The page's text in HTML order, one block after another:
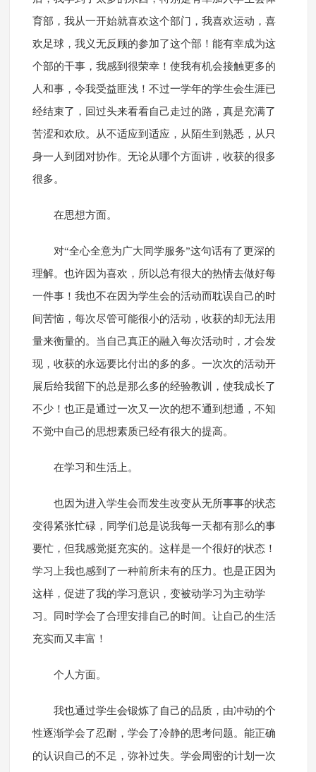
育部，我从一开始就喜欢这个部门，我喜欢运动，喜
欢足球，我义无反顾的参加了这个部！能有幸成为这
个部的干事，我感到很荣幸！使我有机会接触更多的
人和事，令我受益匪浅！不过一学年的学生会生涯已
经结束了，回过头来看看自己走过的路，真是充满了
苦涩和欢欣。从不适应到适应，从陌生到熟悉，从只
身一人到团对协作。无论从哪个方面讲，收获的很多
很多。
在思想方面。
对“全心全意为广大同学服务”这句话有了更深的
理解。也许因为喜欢，所以总有很大的热情去做好每
一件事！我也不在因为学生会的活动而耽误自己的时
间苦恼，每次尽管可能很小的活动，收获的却无法用
量来衡量的。当自己真正的融入每次活动时，才会发
现，收获的永远要比付出的多的多。一次次的活动开
展后给我留下的总是那么多的经验教训，使我成长了
不少！也正是通过一次又一次的想不通到想通，不知
不觉中自己的思想素质已经有很大的提高。
在学习和生活上。
也因为进入学生会而发生改变从无所事事的状态
变得紧张忙碌，同学们总是说我每一天都有那么的事
要忙，但我感觉挺充实的。这样是一个很好的状态！
学习上我也感到了一种前所未有的压力。也是正因为
这样，促进了我的学习意识，变被动学习为主动学
习。同时学会了合理安排自己的时间。让自己的生活
充实而又丰富！
个人方面。
我也通过学生会锻炼了自己的品质，由冲动的个
性逐渐学会了忍耐，学会了冷静的思考问题。能正确
的认识自己的不足，弥补过失。学会周密的计划一次